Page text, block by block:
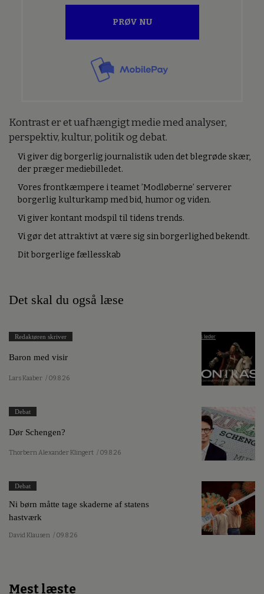
PRØV NU
Kontrast er et uafhængigt medie med analyser,
perspektiv, kultur, politik og debat.
Vi giver dig borgerlig journalistik uden det blegrøde skær,
der præger mediebilledet.
Vores frontkæmpere i teamet ’Modløberne’ serverer
borgerlig kulturkamp med bid, humor og viden.
Vi giver kontant modspil til tidens trends.
Vi gør det attraktivt at være sig sin borgerlighed bekendt.
Dit borgerlige fællesskab
Det skal du også læse
Redaktøren skriver
Baron med visir
Lars Kaaber / 09.8.26
Debat
Dør Schengen?
Thorbern Alexander Klingert / 09.8.26
Debat
Ni børn måtte tage skaderne af statens
hastværk
David Klausen / 09.8.26
Mest læste